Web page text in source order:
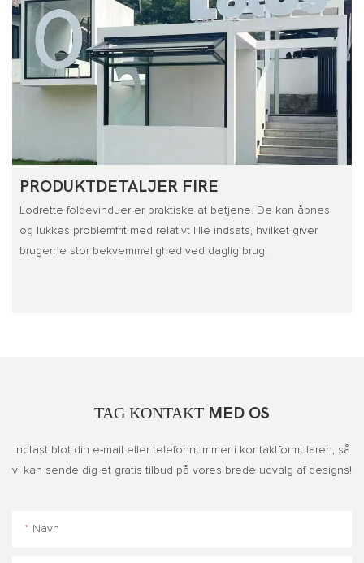
PRODUKTDETALJER FIRE
Lodrette foldevinduer er praktiske at betjene. De kan åbnes
og lukkes problemfrit med relativt lille indsats, hvilket giver
brugerne stor bekvemmelighed ved daglig brug.
TAG KONTAKT MED OS
Indtast blot din e-mail eller telefonnummer i kontaktformularen, så
vi kan sende dig et gratis tilbud på vores brede udvalg af designs!
Navn